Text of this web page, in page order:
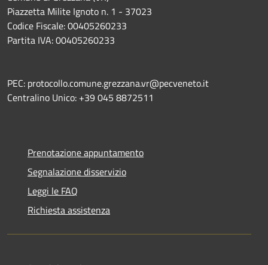
Piazzetta Milite Ignoto n. 1 - 37023
Codice Fiscale: 00405260233
Partita IVA: 00405260233
PEC: protocollo.comune.grezzana.vr@pecveneto.it
Centralino Unico: +39 045 8872511
Prenotazione appuntamento
Segnalazione disservizio
Leggi le FAQ
Richiesta assistenza